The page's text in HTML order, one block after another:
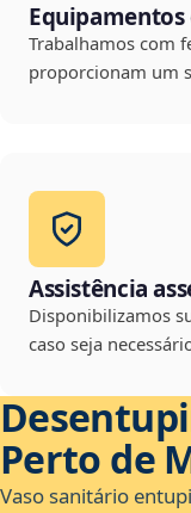
Trabalhamos com
proporcionam um
Assistência
Disponibilizamos
caso seja
Perto de
Vaso sanitário